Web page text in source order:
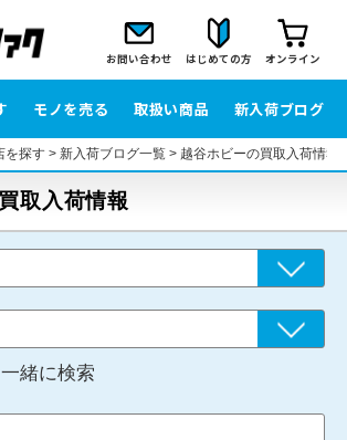
お問い合わせ はじめての方 オンライン
モノを売る 取扱い商品 新入荷ブログ
を探す> 新入荷ブログ一覧> 越谷ホビーの買取入荷情報
取入荷情報
緒に検索